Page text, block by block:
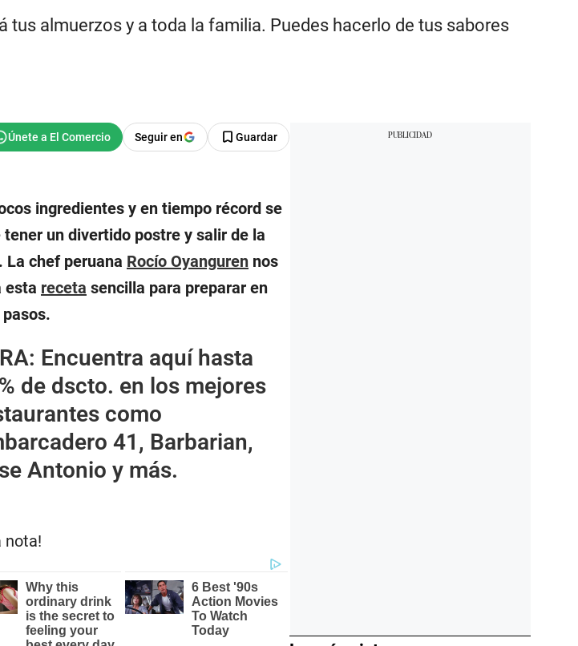
almuerzos y a toda la familia. Puedes hacerlo de tus sabores
Seguir en Guardar
ingredientes y en tiempo récord se
tener un divertido postre y salir de la
La chef peruana Rocío Oyanguren nos
esta receta sencilla para preparar en
Encuentra aquí hasta
de dscto. en los mejores
como
41, Barbarian,
Antonio y más.
nota!